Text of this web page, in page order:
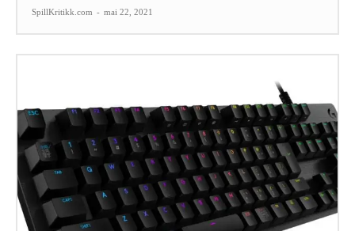
SpillKritikk.com - mai 22, 2021